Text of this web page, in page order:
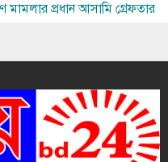
মামলার প্রধান আসামি গ্রেফতার